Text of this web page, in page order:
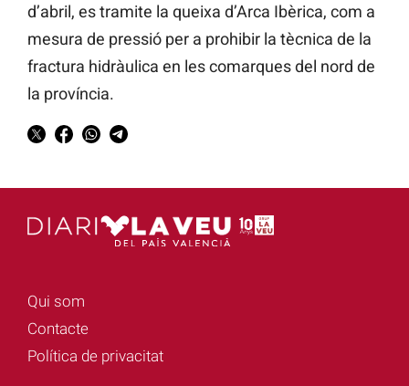
d’abril, es tramite la queixa d’Arca Ibèrica, com a
mesura de pressió per a prohibir la tècnica de la
fractura hidràulica en les comarques del nord de
la província.
Qui som
Contacte
Política de privacitat